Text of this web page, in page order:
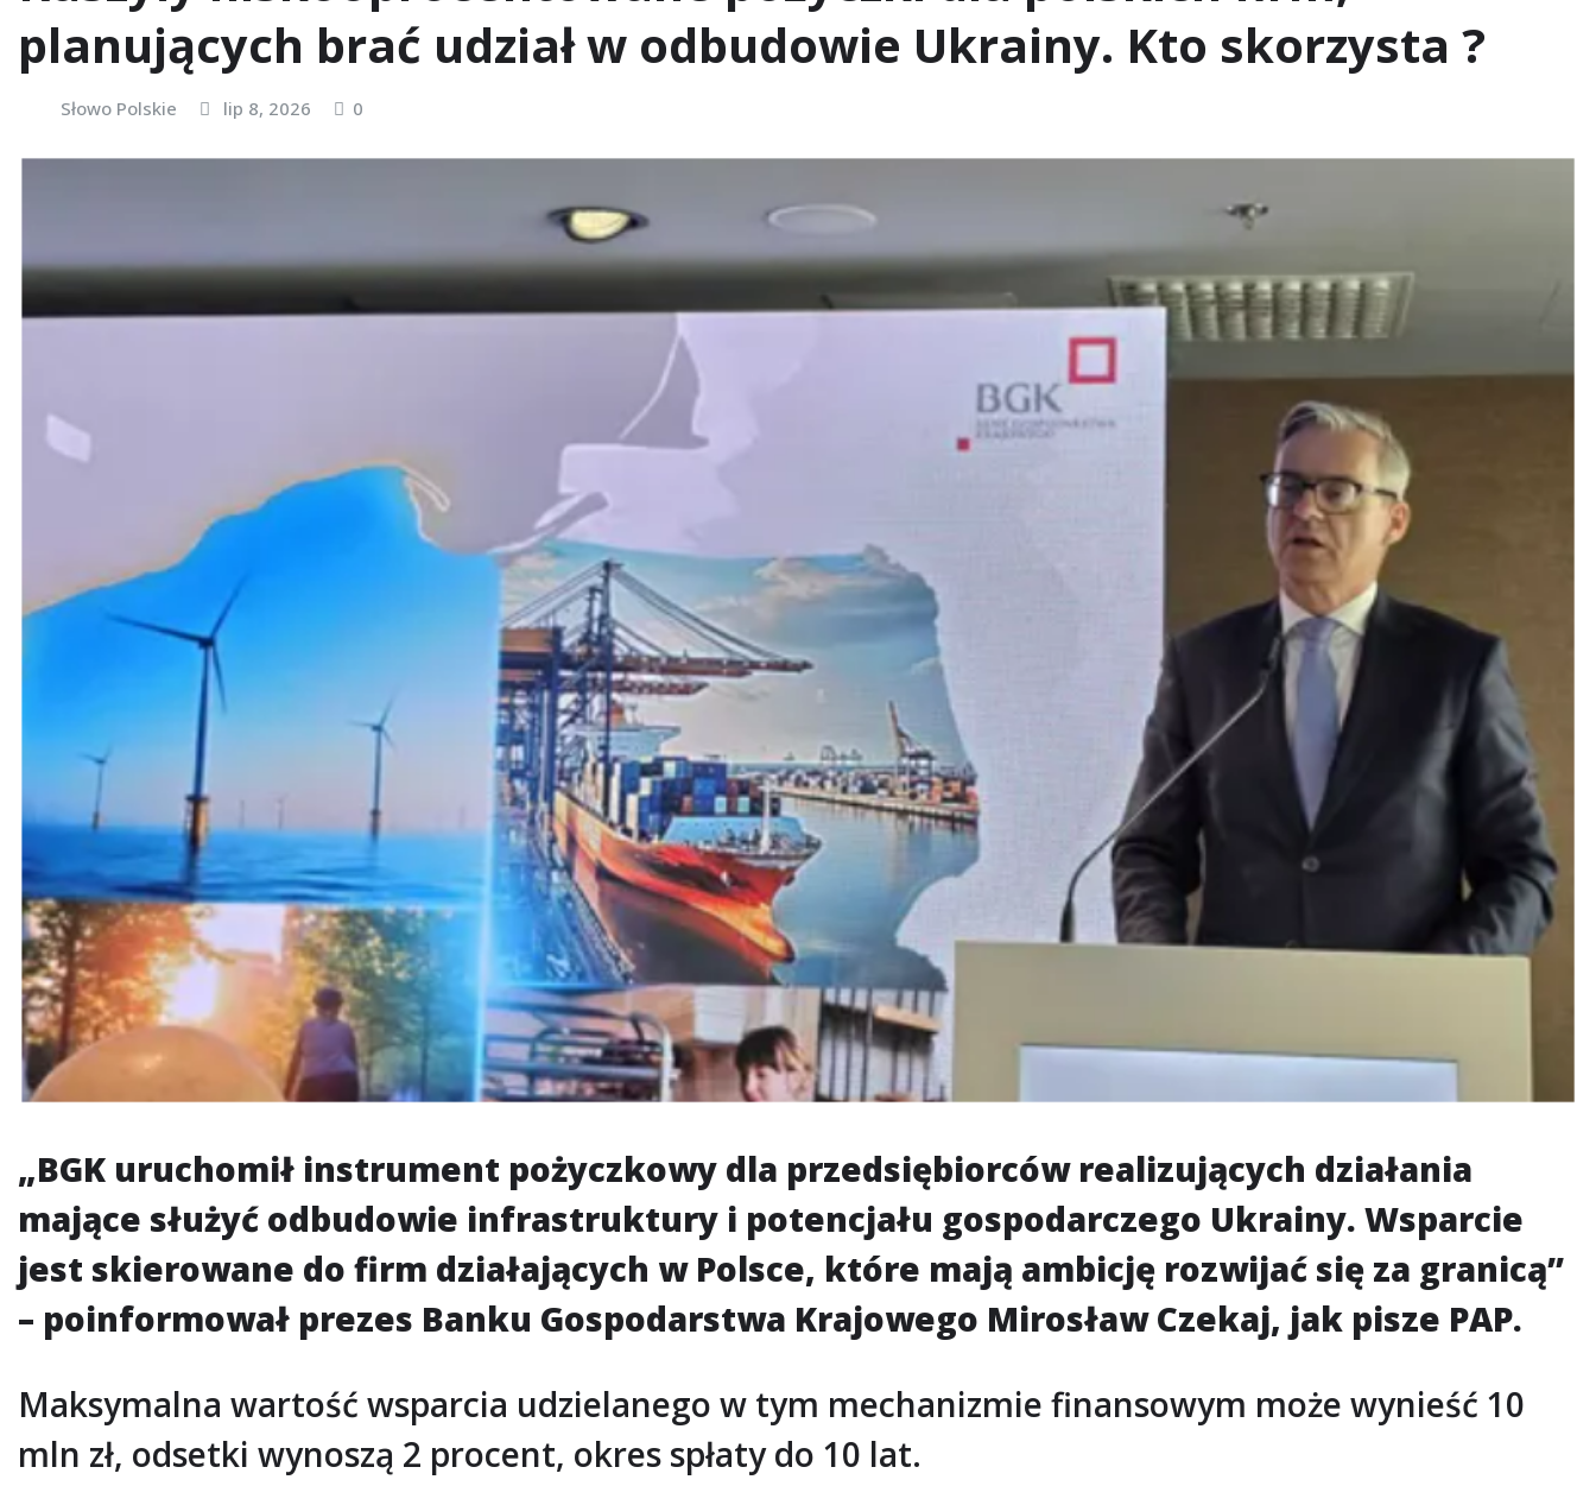
planujących brać udział w odbudowie Ukrainy. Kto skorzysta ?
Słowo Polskie lip 8, 2026 0
„BGK uruchomił instrument pożyczkowy dla przedsiębiorców realizujących działania
mające służyć odbudowie infrastruktury i potencjału gospodarczego Ukrainy. Wsparcie
jest skierowane do firm działających w Polsce, które mają ambicję rozwijać się za granicą”
– poinformował prezes Banku Gospodarstwa Krajowego Mirosław Czekaj, jak pisze PAP.
Maksymalna wartość wsparcia udzielanego w tym mechanizmie finansowym może wynieść 10
mln zł, odsetki wynoszą 2 procent, okres spłaty do 10 lat.